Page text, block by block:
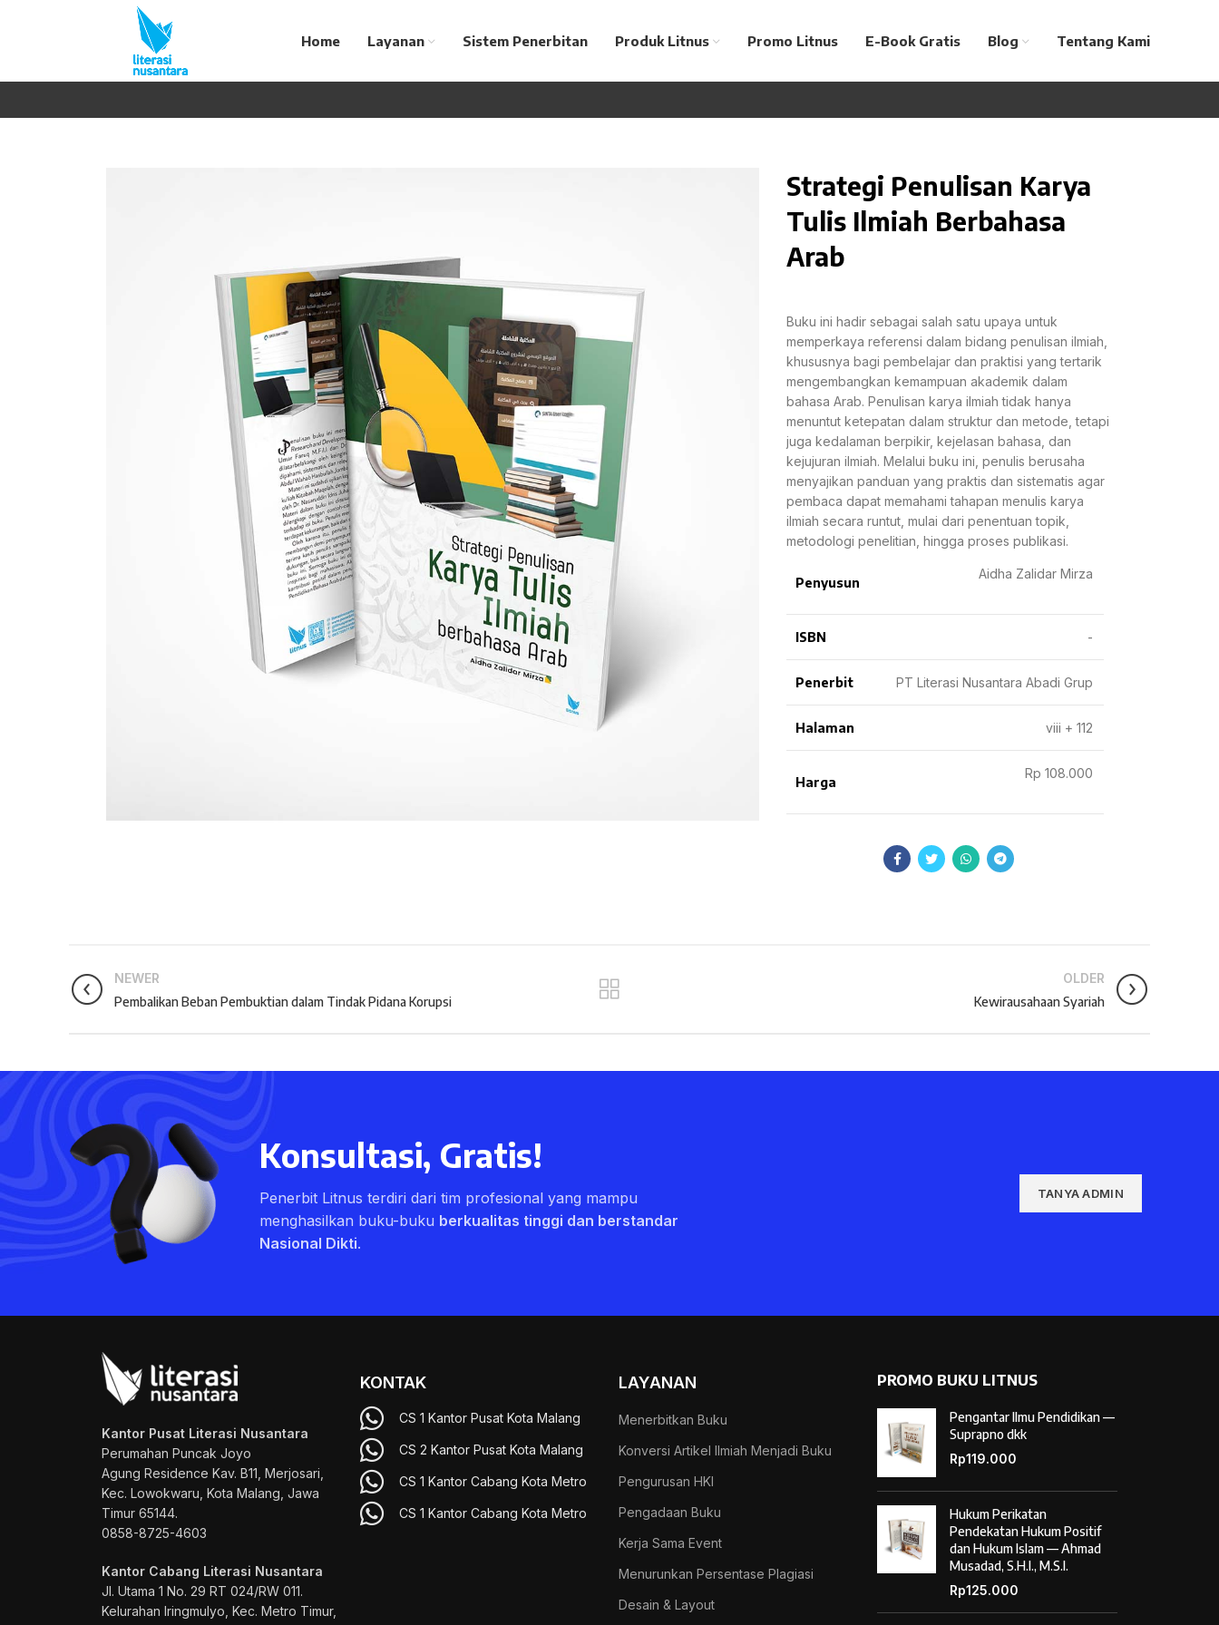
Home Layanan Sistem Penerbitan Produk Litnus Promo Litnus E-Book Gratis Blog Tentang Kami
Strategi Penulisan Karya
Tulis Ilmiah Berbahasa
Arab
Buku ini hadir sebagai salah satu upaya untuk
memperkaya referensi dalam bidang penulisan ilmiah,
khususnya bagi pembelajar dan praktisi yang tertarik
mengembangkan kemampuan akademik dalam
bahasa Arab. Penulisan karya ilmiah tidak hanya
menuntut ketepatan dalam struktur dan metode, tetapi
juga kedalaman berpikir, kejelasan bahasa, dan
kejujuran ilmiah. Melalui buku ini, penulis berusaha
menyajikan panduan yang praktis dan sistematis agar
pembaca dapat memahami tahapan menulis karya
ilmiah secara runtut, mulai dari penentuan topik,
metodologi penelitian, hingga proses publikasi.
Penyusun
Aidha Zalidar Mirza
ISBN -
Penerbit PT Literasi Nusantara Abadi Grup
Halaman viii + 112
Harga
Rp 108.000
NEWER
Pembalikan Beban Pembuktian dalam Tindak Pidana Korupsi
OLDER
Kewirausahaan Syariah
Konsultasi, Gratis!
Penerbit Litnus terdiri dari tim profesional yang mampu
menghasilkan buku-buku berkualitas tinggi dan berstandar
Nasional Dikti.
TANYA ADMIN
Kantor Pusat Literasi Nusantara
Perumahan Puncak Joyo
Agung Residence Kav. B11, Merjosari,
Kec. Lowokwaru, Kota Malang, Jawa
Timur 65144.
0858-8725-4603
Kantor Cabang Literasi Nusantara
Jl. Utama 1 No. 29 RT 024/RW 011.
Kelurahan Iringmulyo, Kec. Metro Timur,
KONTAK
CS 1 Kantor Pusat Kota Malang
CS 2 Kantor Pusat Kota Malang
CS 1 Kantor Cabang Kota Metro
CS 1 Kantor Cabang Kota Metro
LAYANAN
Menerbitkan Buku
Konversi Artikel Ilmiah Menjadi Buku
Pengurusan HKI
Pengadaan Buku
Kerja Sama Event
Menurunkan Persentase Plagiasi
Desain & Layout
PROMO BUKU LITNUS
Pengantar Ilmu Pendidikan —
Suprapno dkk
Rp119.000
Hukum Perikatan
Pendekatan Hukum Positif
dan Hukum Islam — Ahmad
Musadad, S.H.I., M.S.I.
Rp125.000